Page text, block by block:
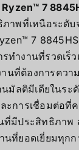
7
าพที่เหนือระดับ
7
ทำงานที่รวดเร็
นที่ต้องการควา
นมัลติมีเดียในร
ะการเชื่อมต่อที่
ที่มีประสิทธิภาพ
ที่ยอดเยี่ยมทุกก